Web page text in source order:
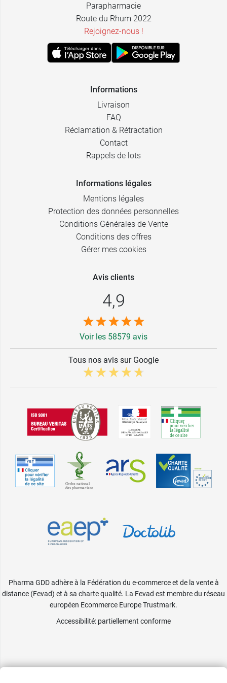
Parapharmacie
Route du Rhum 2022
Rejoignez-nous !
Informations
Livraison
FAQ
Réclamation & Rétractation
Contact
Rappels de lots
Informations légales
Mentions légales
Protection des données personnelles
Conditions Générales de Vente
Conditions des offres
Gérer mes cookies
Avis clients
4,9
Voir les 58579 avis
Tous nos avis sur Google
Pharma GDD adhère à la Fédération du e-commerce et de la vente à
distance (Fevad) et à sa charte qualité. La Fevad est membre du réseau
européen Ecommerce Europe Trustmark.
Accessibilité: partiellement conforme